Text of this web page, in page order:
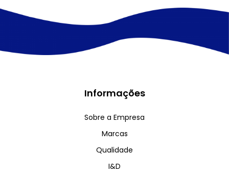
Informações
Sobre a Empresa
Marcas
Qualidade
I&D